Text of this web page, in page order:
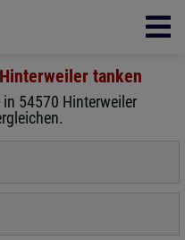
tanken
in 54570 Hinterweiler